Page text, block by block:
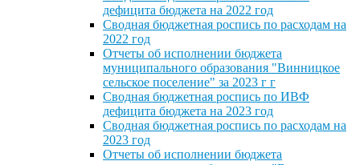
дефицита бюджета на 2022 год
Сводная бюджетная роспись по расходам на
2022 год
Отчеты об исполнении бюджета
муниципального образования "Винницкое
сельское поселение" за 2023 г г
Сводная бюджетная роспись по ИВФ
дефицита бюджета на 2023 год
Сводная бюджетная роспись по расходам на
2023 год
Отчеты об исполнении бюджета